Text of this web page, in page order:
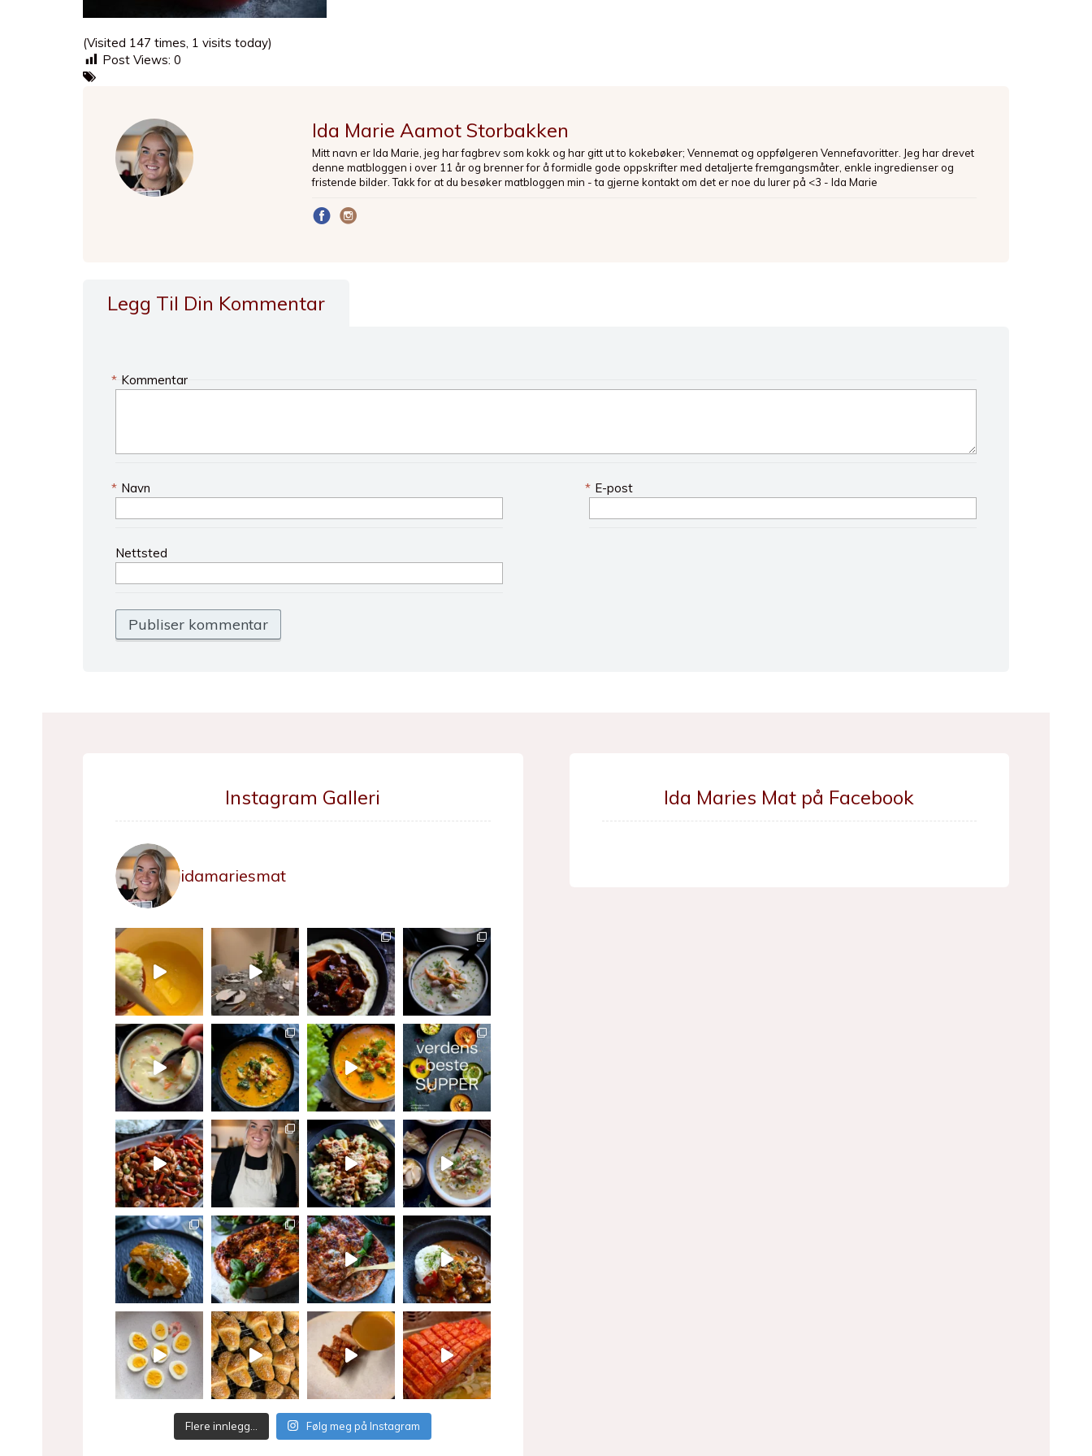
(Visited 147 times, 1 visits today)
Post Views: 0
Ida Marie Aamot Storbakken
Mitt navn er Ida Marie, jeg har fagbrev som kokk og har gitt ut to kokebøker; Vennemat og oppfølgeren Vennefavoritter. Jeg har drevet
denne matbloggen i over 11 år og brenner for å formidle gode oppskrifter med detaljerte fremgangsmåter, enkle ingredienser og
fristende bilder. Takk for at du besøker matbloggen min - ta gjerne kontakt om det er noe du lurer på <3 - Ida Marie
Legg Til Din Kommentar
Kommentar
*
Navn
* E-post
*
Nettsted
Instagram Galleri
idamariesmat
Flere innlegg… Følg meg på Instagram
Ida Maries Mat på Facebook